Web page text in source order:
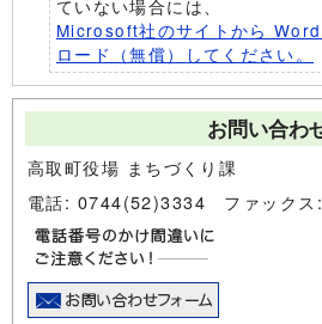
ていない場合には、
Microsoft社のサイトから
ロード（無償）してください。
お問い合わ
高取町役場 まちづくり課
電話: 0744(52)3334 ファック